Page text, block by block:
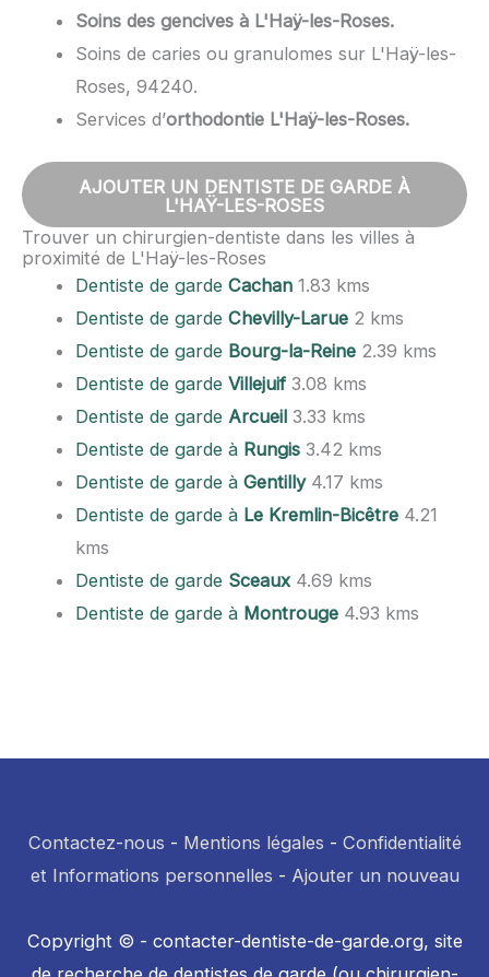
Soins des gencives à L'Haÿ-les-Roses.
Soins de caries ou granulomes sur L'Haÿ-les-
Roses, 94240.
Services d’orthodontie L'Haÿ-les-Roses.
AJOUTER UN DENTISTE DE GARDE À
L'HAŸ-LES-ROSES
Trouver un chirurgien-dentiste dans les villes à
proximité de L'Haÿ-les-Roses
Dentiste de gardeCachan 1.83 kms
Dentiste de gardeChevilly-Larue 2 kms
Dentiste de garde Bourg-la-Reine 2.39 kms
Dentiste de gardeVillejuif 3.08 kms
Dentiste de gardeArcueil 3.33 kms
Dentiste de garde à Rungis 3.42 kms
Dentiste de garde àGentilly4.17 kms
Dentiste de garde à Le Kremlin-Bicêtre 4.21
kms
Dentiste de garde Sceaux4.69 kms
Dentiste de garde à Montrouge 4.93 kms
Contactez-nous - Mentions légales - Confidentialité
et Informations personnelles - Ajouter un nouveau
Copyright © - contacter-dentiste-de-garde.org, site